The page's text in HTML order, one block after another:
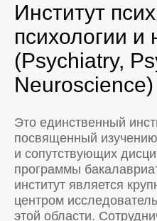
Институт
психологии и
(Psychiatry,
Neuroscience)
Это единственный
посвященный
и сопутствующих
программы
институт является
центром
этой области.